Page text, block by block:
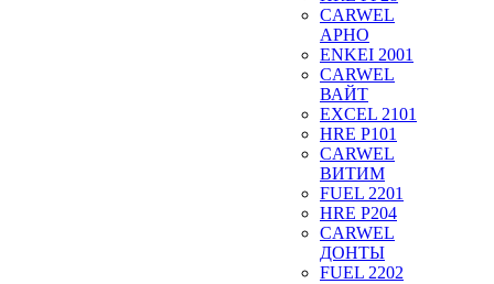
CARWEL
АРНО
ENKEI 2001
CARWEL
ВАЙТ
EXCEL 2101
HRE P101
CARWEL
ВИТИМ
FUEL 2201
HRE P204
CARWEL
ДОНТЫ
FUEL 2202